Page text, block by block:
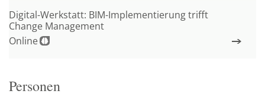
Online
Digital-Werkstatt: BIM-Implementierung trifft
Change Management
Personen